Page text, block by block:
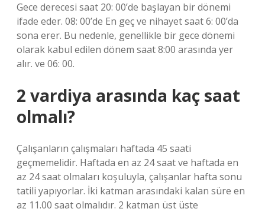
Gece derecesi saat 20: 00’de başlayan bir dönemi
ifade eder. 08: 00’de En geç ve nihayet saat 6: 00’da
sona erer. Bu nedenle, genellikle bir gece dönemi
olarak kabul edilen dönem saat 8:00 arasında yer
alır. ve 06: 00.
2 vardiya arasında kaç saat
olmalı?
Çalışanların çalışmaları haftada 45 saati
geçmemelidir. Haftada en az 24 saat ve haftada en
az 24 saat olmaları koşuluyla, çalışanlar hafta sonu
tatili yapıyorlar. İki katman arasındaki kalan süre en
az 11.00 saat olmalıdır. 2 katman üst üste